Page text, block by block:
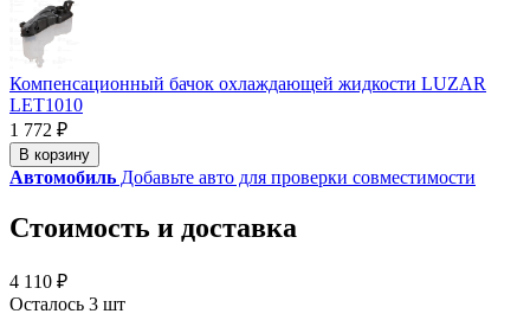
Компенсационный бачок охлаждающей жидкости LUZAR
LET1010
1 772 ₽
В корзину
Автомобиль Добавьте авто для проверки совместимости
Стоимость и доставка
4 110 ₽
Осталось 3 шт